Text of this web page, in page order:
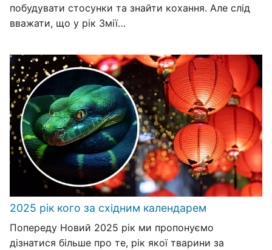
побудувати стосунки та знайти кохання. Але слід
вважати, що у рік Змії…
2025 рік кого за східним календарем
Попереду Новий 2025 рік ми пропонуємо
дізнатися більше про те, рік якої тварини за